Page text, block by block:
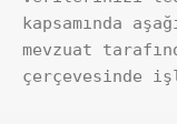
kapsamında
mevzuat
çerçevesinde